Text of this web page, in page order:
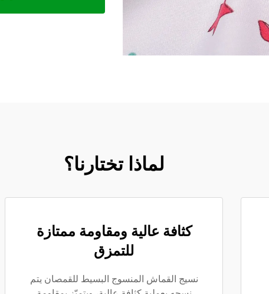
لماذا تختارنا؟
كثافة عالية ومقاومة ممتازة
للتمزق
نسيج القماش المنسوج البسيط للقمصان يتم